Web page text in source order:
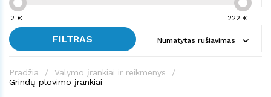
2 € 222€
FILTRAS Numatytas rušiavimas
Pradžia
Valymo įrankiai ir reikmenys
Grindų plovimo įrankiai